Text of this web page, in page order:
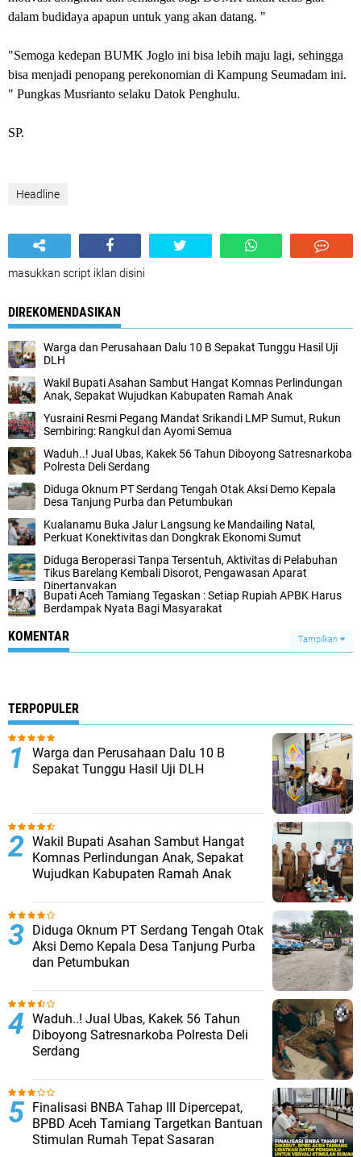
dalam budidaya apapun untuk yang akan datang. "
"Semoga kedepan BUMK Joglo ini bisa lebih maju lagi, sehingga
bisa menjadi penopang perekonomian di Kampung Seumadam ini.
" Pungkas Musrianto selaku Datok Penghulu.
SP.
Headline
masukkan script iklan disini
DIREKOMENDASIKAN
Warga dan Perusahaan Dalu 10 B Sepakat Tunggu Hasil Uji
DLH
Wakil Bupati Asahan Sambut Hangat Komnas Perlindungan
Anak, Sepakat Wujudkan Kabupaten Ramah Anak
Yusraini Resmi Pegang Mandat Srikandi LMP Sumut, Rukun
Sembiring: Rangkul dan Ayomi Semua
Waduh..! Jual Ubas, Kakek 56 Tahun Diboyong Satresnarkoba
Polresta Deli Serdang
Diduga Oknum PT Serdang Tengah Otak Aksi Demo Kepala
Desa Tanjung Purba dan Petumbukan
Kualanamu Buka Jalur Langsung ke Mandailing Natal,
Perkuat Konektivitas dan Dongkrak Ekonomi Sumut
Diduga Beroperasi Tanpa Tersentuh, Aktivitas di Pelabuhan
Tikus Barelang Kembali Disorot, Pengawasan Aparat
Dipertanyakan
Bupati Aceh Tamiang Tegaskan : Setiap Rupiah APBK Harus
Berdampak Nyata Bagi Masyarakat
KOMENTAR Tampilkan
TERPOPULER
Warga dan Perusahaan Dalu 10 B
Sepakat Tunggu Hasil Uji DLH
Wakil Bupati Asahan Sambut Hangat
Komnas Perlindungan Anak, Sepakat
Wujudkan Kabupaten Ramah Anak
Diduga Oknum PT Serdang Tengah Otak
Aksi Demo Kepala Desa Tanjung Purba
dan Petumbukan
Waduh..! Jual Ubas, Kakek 56 Tahun
Diboyong Satresnarkoba Polresta Deli
Serdang
Finalisasi BNBA Tahap III Dipercepat,
BPBD Aceh Tamiang Targetkan Bantuan
Stimulan Rumah Tepat Sasaran